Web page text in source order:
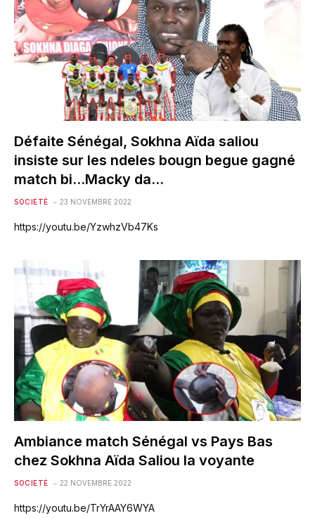
Défaite Sénégal, Sokhna Aïda saliou
insiste sur les ndeles bougn begue gagné
match bi…Macky da…
SOCIETÉ 23 NOVEMBRE 2022
https://youtu.be/YzwhzVb47Ks
Ambiance match Sénégal vs Pays Bas
chez Sokhna Aïda Saliou la voyante
SOCIETÉ 22 NOVEMBRE 2022
https://youtu.be/TrYrAAY6WYA